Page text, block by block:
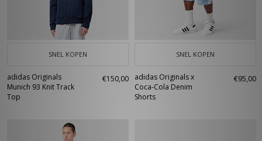
SNEL KOPEN
adidas Originals
Munich 93 Knit Track
Top
€150,00
SNEL KOPEN
adidas Originals x
Coca-Cola Denim
Shorts
€95,00